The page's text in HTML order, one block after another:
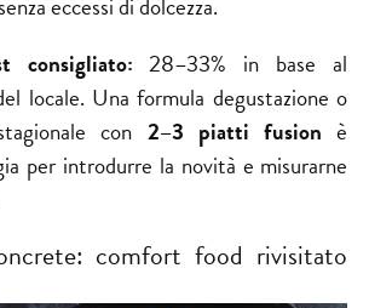
consigliato: 28–33% in base al
locale. Una formula degustazione o
con 2–3 piatti fusion è
per introdurre la novità e misurarne
comfort food rivisitato